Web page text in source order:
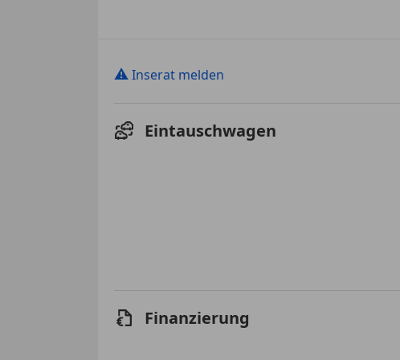
⚠ Inserat melden
Eintauschwagen
Finanzierung